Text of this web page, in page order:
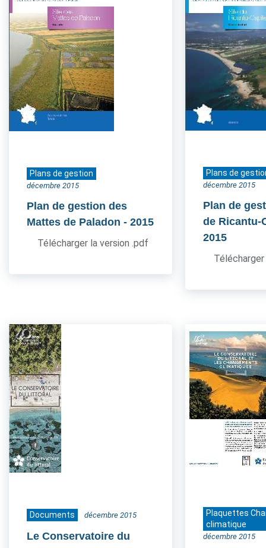
Plans de gestion
décembre 2015
Plan de gestion des
Mattes de Paladon - 2015
Télécharger la version .pdf
Plans de
décembre 2015
Plan de
de Ricantu-
2015
Documents décembre 2015
Le Conservatoire du
Plaquettes
climatique
décembre 2015